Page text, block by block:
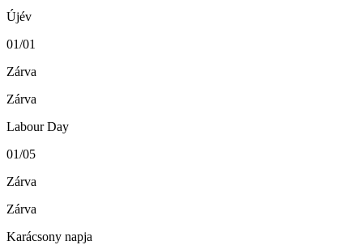
Újév
01/01
Zárva
Zárva
Labour Day
01/05
Zárva
Zárva
Karácsony napja